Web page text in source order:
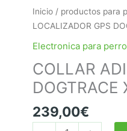
Inicio / productos para
LOCALIZADOR GPS
Electronica para
COLLAR
DOGTRACE
239,00€
COLLAR